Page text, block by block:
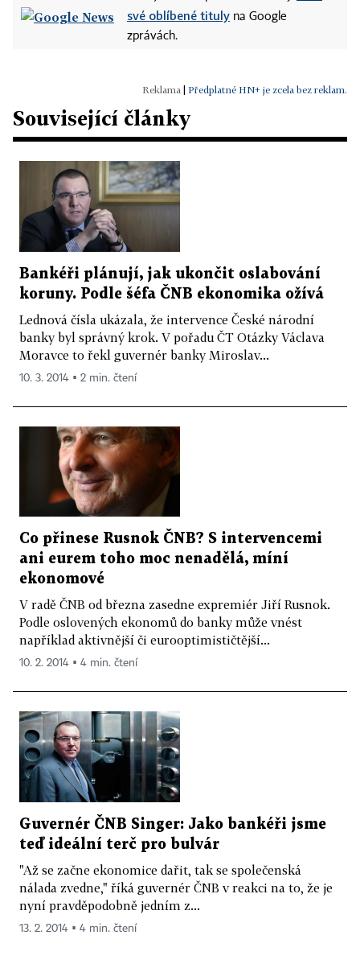
své oblíbené tituly na Google
zprávách.
Předplatné HN+ je zcela bez reklam.
Související články
Bankéři plánují, jak ukončit oslabování
koruny. Podle šéfa ČNB ekonomika ožívá
Lednová čísla ukázala, že intervence České národní
banky byl správný krok. V pořadu ČT Otázky Václava
Moravce to řekl guvernér banky Miroslav...
10. 3. 2014 ▪ 2 min. čtení
Co přinese Rusnok ČNB? S intervencemi
ani eurem toho moc nenadělá, míní
ekonomové
V radě ČNB od března zasedne expremiér Jiří Rusnok.
Podle oslovených ekonomů do banky může vnést
například aktivnější či eurooptimističtější...
10. 2. 2014 ▪ 4 min. čtení
Guvernér ČNB Singer: Jako bankéři jsme
teď ideální terč pro bulvár
"Až se začne ekonomice dařit, tak se společenská
nálada zvedne," říká guvernér ČNB v reakci na to, že je
nyní pravděpodobně jedním z...
13. 2. 2014 ▪ 4 min. čtení